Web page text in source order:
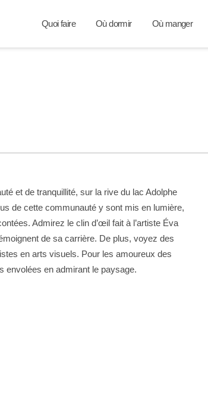
Quoi faire Où dormir Où manger
et de tranquillité, sur la rive du lac Adolphe
de cette communauté y sont mis en lumière,
Admirez le clin d’œil fait à l’artiste Éva
de sa carrière. De plus, voyez des
en arts visuels. Pour les amoureux des
envolées en admirant le paysage.